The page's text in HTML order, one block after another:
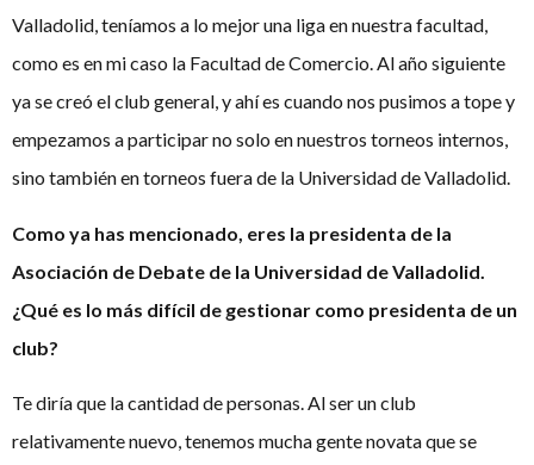
Valladolid, teníamos a lo mejor una liga en nuestra facultad,
como es en mi caso la Facultad de Comercio. Al año siguiente
ya se creó el club general, y ahí es cuando nos pusimos a tope y
empezamos a participar no solo en nuestros torneos internos,
sino también en torneos fuera de la Universidad de Valladolid.
Como ya has mencionado, eres la presidenta de la
Asociación de Debate de la Universidad de Valladolid.
¿Qué es lo más difícil de gestionar como presidenta de un
club?
Te diría que la cantidad de personas. Al ser un club
relativamente nuevo, tenemos mucha gente novata que se